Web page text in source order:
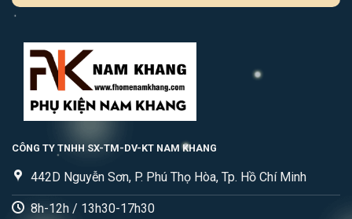
CÔNG TY TNHH SX-TM-DV-KT NAM KHANG
442D Nguyễn Sơn, P. Phú Thọ Hòa, Tp. Hồ Chí Minh
8h-12h / 13h30-17h30